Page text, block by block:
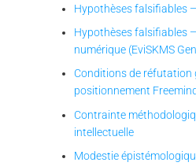
Hypothèses falsifiables
Hypothèses falsifiables
numérique (EviSKMS
Conditions de réfutation
positionnement
Contrainte
intellectuelle
Modestie